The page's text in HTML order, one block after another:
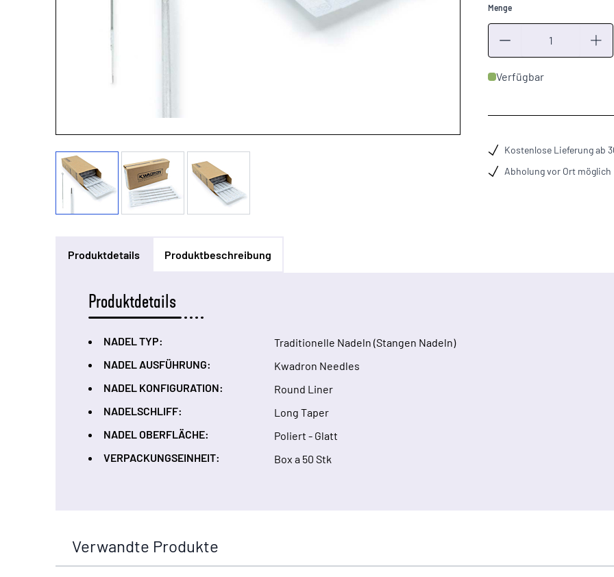
Menge
Verfügbar
Kostenlose Lieferung ab
Abholung vor Ort möglich
Produktdetails Produktbeschreibung
Produktdetails
NADEL TYP:
Traditionelle Nadeln (Stangen Nadeln)
NADEL AUSFÜHRUNG:
Kwadron Needles
NADEL KONFIGURATION:
Round Liner
NADELSCHLIFF:
Long Taper
NADEL OBERFLÄCHE:
Poliert - Glatt
VERPACKUNGSEINHEIT:
Box a 50 Stk
Verwandte Produkte